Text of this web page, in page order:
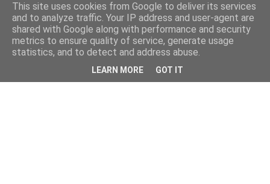
This site uses cookies from Google to deliver its services
and to analyze traffic. Your IP address and user-agent are
shared with Google along with performance and security
metrics to ensure quality of service, generate usage
statistics, and to detect and address abuse.
LEARN MORE GOT IT